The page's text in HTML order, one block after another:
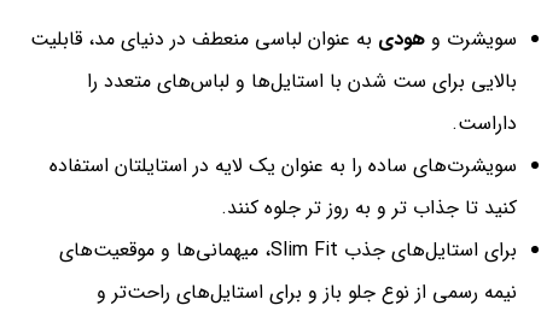
سویشرت و هودی به عنوان لباسی منعطف در دنیای مد، قابلیت
بالایی برای ست شدن با استایل‌ها و لباس‌های متعدد را
داراست.
سویشرت‌های ساده را به عنوان یک لایه در استایلتان استفاده
کنید تا جذاب تر و به روز تر جلوه کنند.
برای استایل‌های جذب Slim Fit، میهمانی‌ها و موقعیت‌های
نیمه رسمی از نوع جلو باز و برای استایل‌های راحت‌تر و